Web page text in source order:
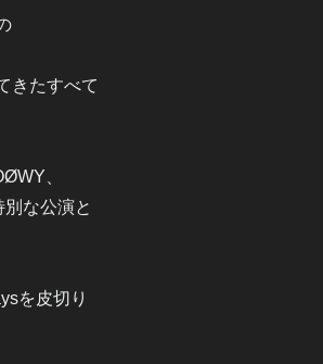
きたすべて
、
な公演と
を皮切り